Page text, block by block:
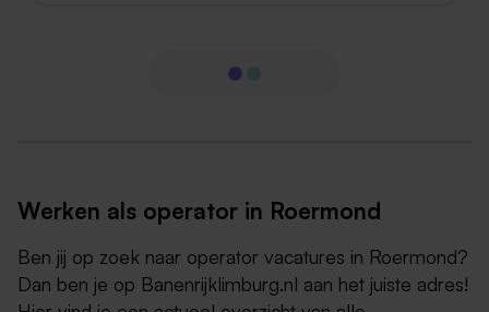
Werken als operator in Roermond
Ben jij op zoek naar operator vacatures in Roermond?
Dan ben je op Banenrijklimburg.nl aan het juiste adres!